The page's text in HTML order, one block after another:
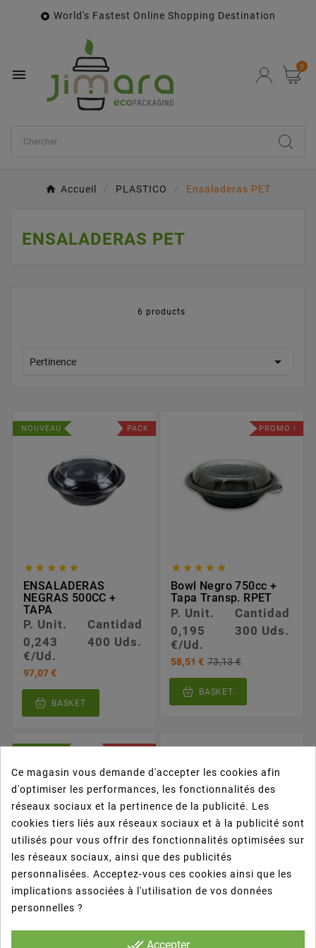
 World's Fastest Online Shopping Destination
 0
Accueil PLASTICO Ensaladeras PET
ENSALADERAS PET
6 products
Pertinence 
NOUVEAU PACK
    
ENSALADERAS
NEGRAS 500CC +
TAPA
P. Unit.
Cantidad
0,243
€/Ud.
400 Uds.
97,07 €
BASKET
PROMO !
    
Bowl Negro 750cc +
Tapa Transp. RPET
P. Unit.
Cantidad
0,195
€/Ud.
300 Uds.
58,51 € 73,13 €
BASKET
PACK
 
ENSALADERAS
TAPA
 
Transparente RPET
Ce magasin vous demande d'accepter les cookies afin
d'optimiser les performances, les fonctionnalités des
réseaux sociaux et la pertinence de la publicité. Les
cookies tiers liés aux réseaux sociaux et à la publicité sont
utilisés pour vous offrir des fonctionnalités optimisées sur
les réseaux sociaux, ainsi que des publicités
personnalisées. Acceptez-vous ces cookies ainsi que les
implications associées à l'utilisation de vos données
personnelles ?
Accepter